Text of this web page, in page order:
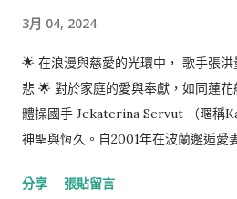
3月 04, 2024
🌟 在浪漫與慈愛的光環中， 歌手張
悲 🌟 對於家庭的愛與奉獻，如同蓮
體操國手 Jekaterina Servut （暱稱
神聖與恆久。自2001年在波蘭邂逅愛
相愛，但命運也無情地撕扯了這段深
分享 張貼留言